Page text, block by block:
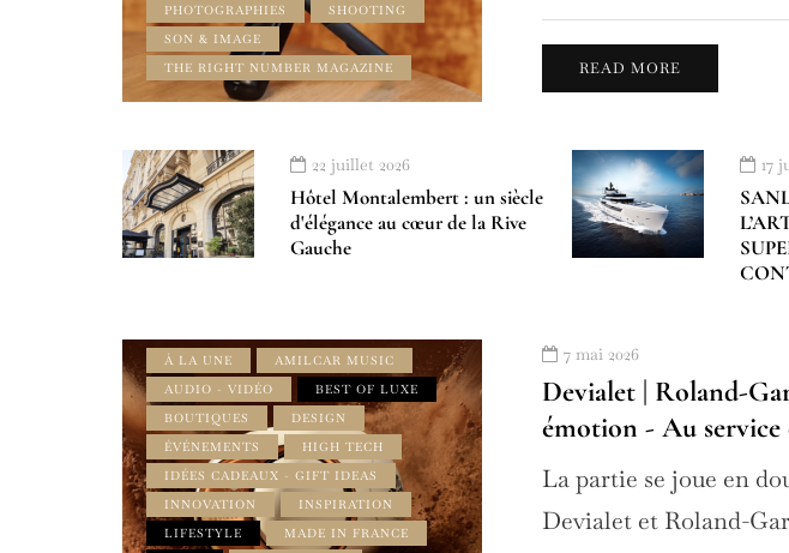
PHOTOGRAPHIES
SHOOTING
SON & IMAGE
THE RIGHT NUMBER MAGAZINE
READ MORE
22 juillet 2026
Hôtel Montalembert : un siècle
d'élégance au cœur de la Rive
Gauche
17
À LA UNE
AMILCAR MUSIC
AUDIO - VIDÉO
BEST OF LUXE
BOUTIQUES
DESIGN
ÉVÉNEMENTS
HIGH TECH
IDÉES CADEAUX - GIFT IDEAS
INNOVATION
INSPIRATION
LIFESTYLE
MADE IN FRANCE
7 mai 2026
Devialet | Roland-
émotion - Au service
La partie se joue en
Devialet et Roland-